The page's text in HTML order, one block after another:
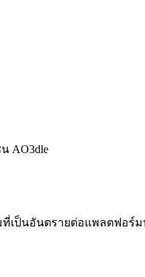
AO3dle
เป็นอันตรายต่อแพลตฟอร์